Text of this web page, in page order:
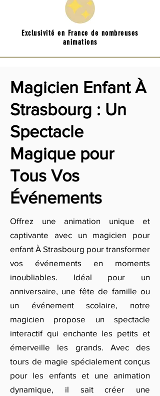
Exclusivité en France de nombreuses
animations
Magicien Enfant À
Strasbourg : Un
Spectacle
Magique pour
Tous Vos
Événements
Offrez une animation unique et
captivante avec un magicien pour
enfant À Strasbourg pour transformer
vos événements en moments
inoubliables. Idéal pour un
anniversaire, une fête de famille ou
un événement scolaire, notre
magicien propose un spectacle
interactif qui enchante les petits et
émerveille les grands. Avec des
tours de magie spécialement conçus
pour les enfants et une animation
dynamique, il sait créer une